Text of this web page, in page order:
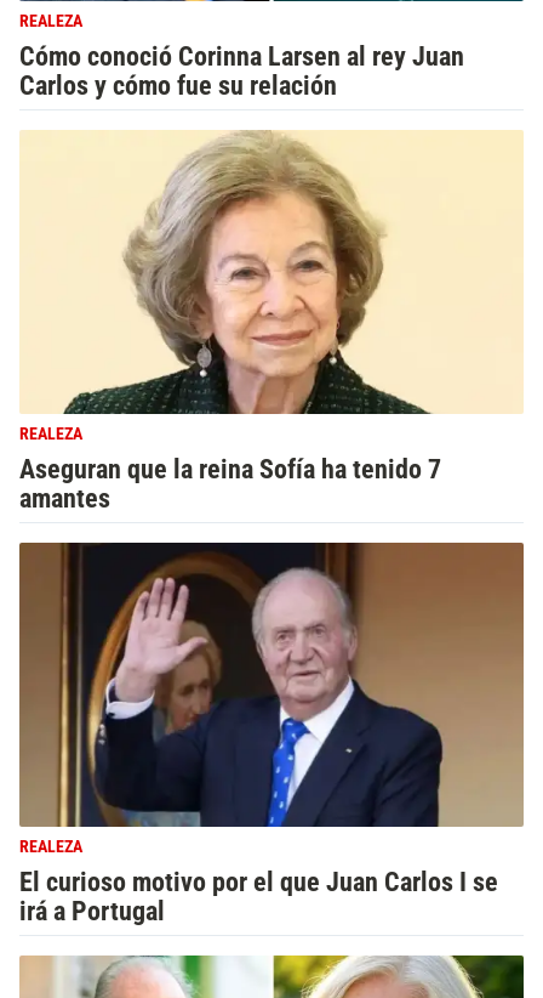
REALEZA
Cómo conoció Corinna Larsen al rey Juan
Carlos y cómo fue su relación
REALEZA
Aseguran que la reina Sofía ha tenido 7
amantes
REALEZA
El curioso motivo por el que Juan Carlos I se
irá a Portugal